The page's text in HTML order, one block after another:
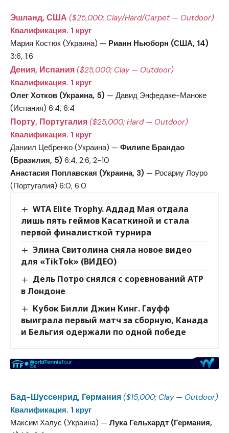
Эшланд, США ($25,000; Clay/Hard/Carpet — Outdoor)
Квалификация. 1 круг
Мария Костюк (Украина) — Рианн Ньюборн (США, 14)
3:6, 1:6
Дения, Испания ($25,000; Clay — Outdoor)
Квалификация. 1 круг
Олег Хотков (Украина, 5) — Давид Энфедаке-Маноке
(Испания) 6:4, 6:4
Порту, Португалия ($25,000; Hard — Outdoor)
Квалификация. 1 круг
Даниил Цебренко (Украина) — Филипе Брандао
(Бразилия, 5) 6:4, 2:6, 2-10
Анастасия Поплавская (Украина, 3) — Росариу Лоуро
(Португалия) 6:0, 6:0
WTA Elite Trophy. Аддад Мая отдала
лишь пять геймов Касаткиной и стала
первой финалисткой турнира
Элина Свитолина сняла новое видео
для «TikTok» (ВИДЕО)
Дель Потро снялся с соревнований ATP
в Лондоне
Кубок Билли Джин Кинг. Гауфф
выиграла первый матч за сборную, Канада
и Бельгия одержали по одной победе
Бад-Шуссенрид, Германия ($15,000; Clay — Outdoor)
Квалификация. 1 круг
Максим Халус (Украина) — Лука Гельхардт (Германия,